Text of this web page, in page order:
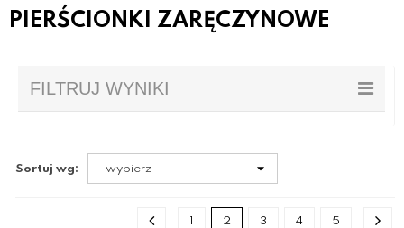
PIERŚCIONKI ZARĘCZYNOWE
FILTRUJ WYNIKI
Sortuj wg:
1 2 3 4 5